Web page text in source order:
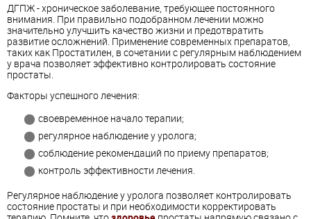
ДГПЖ - хроническое заболевание, требующее постоянного
внимания. При правильно подобранном лечении можно
значительно улучшить качество жизни и предотвратить
развитие осложнений. Применение современных препаратов,
таких как Простатилен, в сочетании с регулярным наблюдением
у врача позволяет эффективно контролировать состояние
простаты.
Факторы успешного лечения:
своевременное начало терапии;
регулярное наблюдение у уролога;
соблюдение рекомендаций по приему препаратов;
контроль эффективности лечения.
Регулярное наблюдение у уролога позволяет контролировать
состояние простаты и при необходимости корректировать